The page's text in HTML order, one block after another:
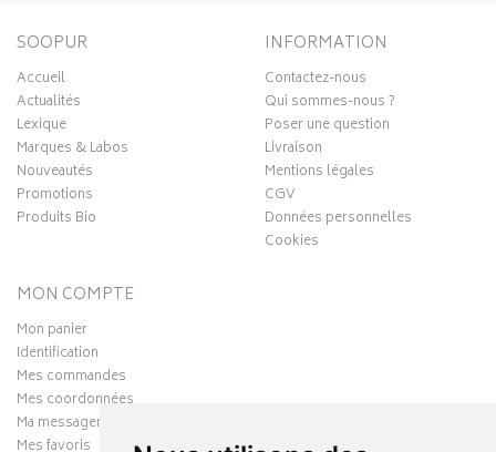
SOOPUR
Accueil
Actualités
Lexique
Marques & Labos
Nouveautés
Promotions
Produits Bio
INFORMATION
Contactez-nous
Qui sommes-nous ?
Poser une question
Livraison
Mentions légales
CGV
Données personnelles
Cookies
MON COMPTE
Mon panier
Identification
Mes commandes
Mes coordonnées
Ma messagerie
Mes favoris